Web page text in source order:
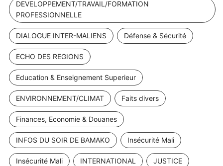
DEVELOPPEMENT/TRAVAIL/FORMATION
PROFESSIONNELLE
DIALOGUE INTER-MALIENS Défense & Sécurité
ECHO DES REGIONS
Education & Enseignement Superieur
ENVIRONNEMENT/CLIMAT Faits divers
Finances, Economie & Douanes
INFOS DU SOIR DE BAMAKO Insécurité Mali
Insécurité Mali INTERNATIONAL JUSTICE